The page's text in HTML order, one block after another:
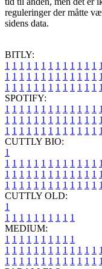
reguleringer der måtte
sidens data.
BITLY:
1 1 1 1 1 1 1 1 1 1 1 1 1 1
1 1 1 1 1 1 1 1 1 1 1 1 1 1
1 1 1 1 1 1 1 1 1 1 1 1 1 1
SPOTIFY:
1 1 1 1 1 1 1 1 1 1 1 1 1 1
1 1 1 1 1 1 1 1 1 1 1 1 1 1
1 1 1 1 1 1 1 1 1 1 1 1 1 1
CUTTLY BIO:
1
1 1 1 1 1 1 1 1 1 1 1 1 1 1
1 1 1 1 1 1 1 1 1 1 1 1 1 1
1 1 1 1 1 1 1 1 1 1 1 1 1 1
CUTTLY OLD:
1
1 1 1 1 1 1 1 1 1 1
MEDIUM:
1 1 1 1 1 1 1 1 1 1
1 1 1 1 1 1 1 1 1 1 1 1 1 1
1 1 1 1 1 1 1 1 1 1 1 1 1 1